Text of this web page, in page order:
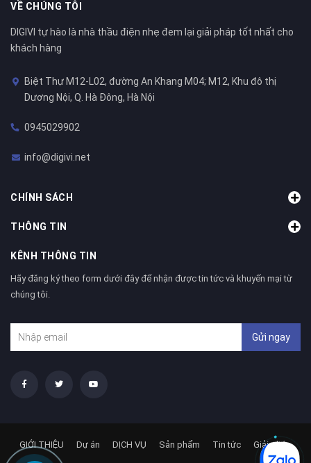
VỀ CHÚNG TÔI
DIGIVI tự hào là nhà thầu điện nhẹ đem lại giải pháp tốt nhất cho
khách hàng
Biệt Thự M12-L02, đường An Khang M04; M12, Khu đô thị
Dương Nội, Q. Hà Đông, Hà Nội
0945029902
info@digivi.net
CHÍNH SÁCH
THÔNG TIN
KÊNH THÔNG TIN
Hãy đăng ký theo form dưới đây để nhận được tin tức và khuyến mại từ
chúng tôi.
Gửi ngay
GIỚI THIỆU Dự án DỊCH VỤ Sản phẩm Tin tức Giải pháp